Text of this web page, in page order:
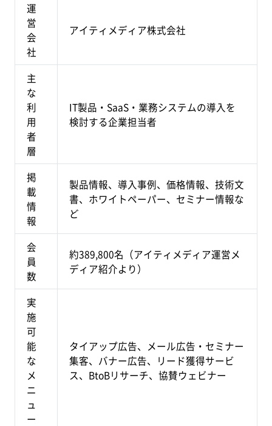
運
営
会
社
アイティメディア株式会社
主
な
利
用
者
層
IT製品・SaaS・業務システムの導入を
検討する企業担当者
掲
載
情
報
製品情報、導入事例、価格情報、技術文
書、ホワイトペーパー、セミナー情報な
ど
会
員
数
約389,800名（アイティメディア運営メ
ディア紹介より）
実
施
可
能
な
メ
ニ
ュ
ー
タイアップ広告、メール広告・セミナー
集客、バナー広告、リード獲得サービ
ス、BtoBリサーチ、協賛ウェビナー